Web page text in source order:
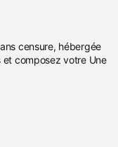
censure, hébergée
et composez votre Une